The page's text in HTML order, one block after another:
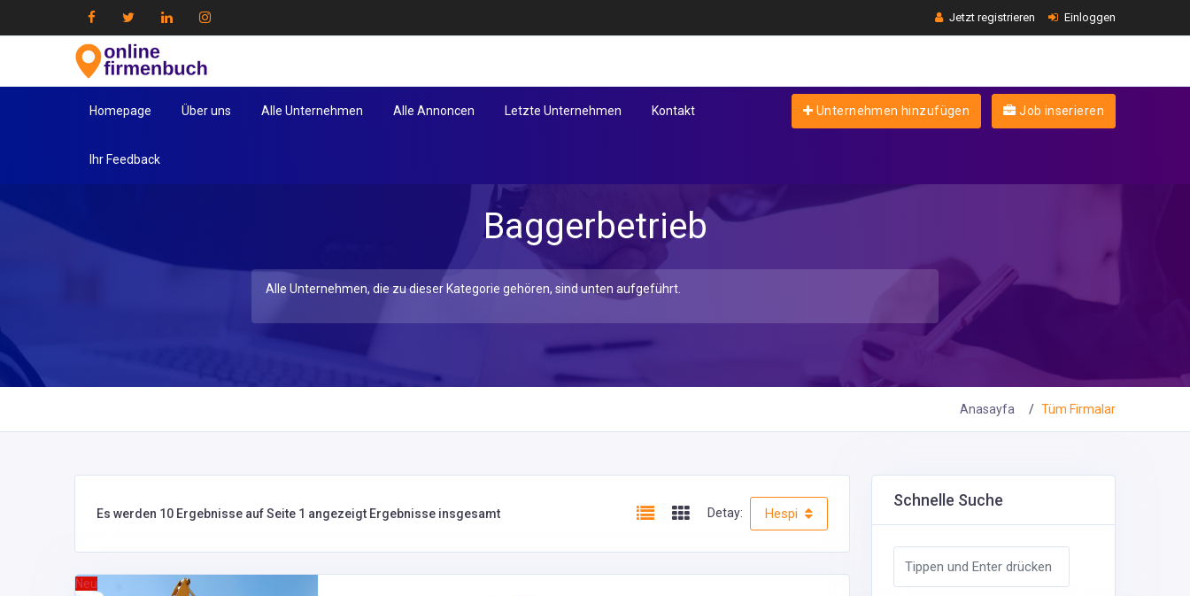
Jetzt registrieren Einloggen
Homepage Über uns Alle Unternehmen Alle Annoncen Letzte Unternehmen Kontakt
Ihr Feedback
Unternehmen hinzufügen Job inserieren
Baggerbetrieb
Alle Unternehmen, die zu dieser Kategorie gehören, sind unten aufgeführt.
Anasayfa Tüm Firmalar
Es werden 10 Ergebnisse auf Seite 1 angezeigt Ergebnisse insgesamt Detay: Hespi
Neu
Schnelle Suche